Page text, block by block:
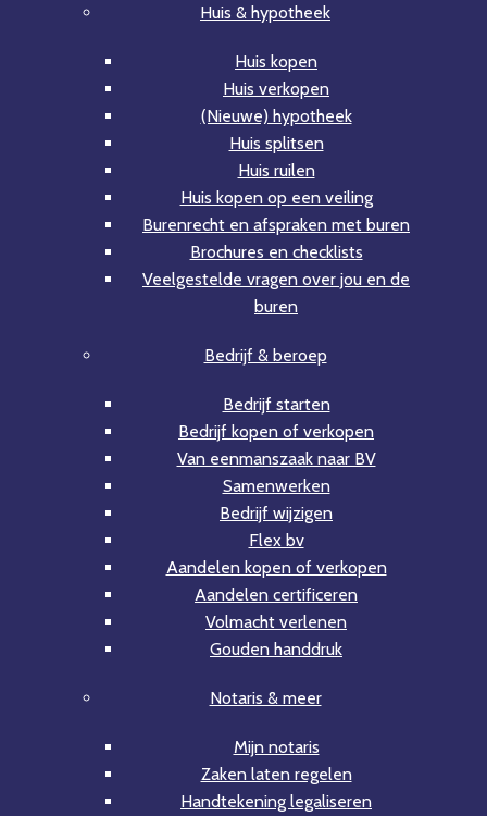
Huis & hypotheek
Huis kopen
Huis verkopen
(Nieuwe) hypotheek
Huis splitsen
Huis ruilen
Huis kopen op een veiling
Burenrecht en afspraken met buren
Brochures en checklists
Veelgestelde vragen over jou en de
buren
Bedrijf & beroep
Bedrijf starten
Bedrijf kopen of verkopen
Van eenmanszaak naar BV
Samenwerken
Bedrijf wijzigen
Flex bv
Aandelen kopen of verkopen
Aandelen certificeren
Volmacht verlenen
Gouden handdruk
Notaris & meer
Mijn notaris
Zaken laten regelen
Handtekening legaliseren